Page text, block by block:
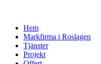
Hem
Markfirma i Roslagen
Tjänster
Projekt